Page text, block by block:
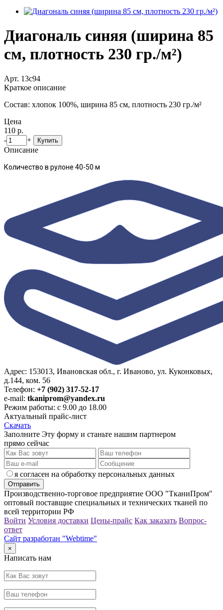
Диагональ синяя (ширина 85
см, плотность 230 гр./м²)
Арт. 13с94
Краткое описание
Состав: хлопок 100%, ширина 85 см, плотность 230 гр./м²
Цена
110 р.
-
+ Купить
Описание
Количество в рулоне 40-50 м
Адрес: 153013, Ивановская обл., г. Иваново, ул. Куконковых,
д.144, ком. 56
Телефон: +7 (902) 317-52-17
e-mail: tkaniprom@yandex.ru
Режим работы: с 9.00 до 18.00
Актуальный прайс-лист
Скачать
Заполните Эту форму и станьте нашим партнером
прямо сейчас
я согласен на обработку персональных данных
Производственно-торговое предприятие ООО "ТканиПром"
оптовый поставщие специальных и технических тканей по
всей территории РФ
Войти Условия доставки Цены-прайс Как заказать Вопрос-
ответ
Сайт разработан "Webtime"
×
Написать нам